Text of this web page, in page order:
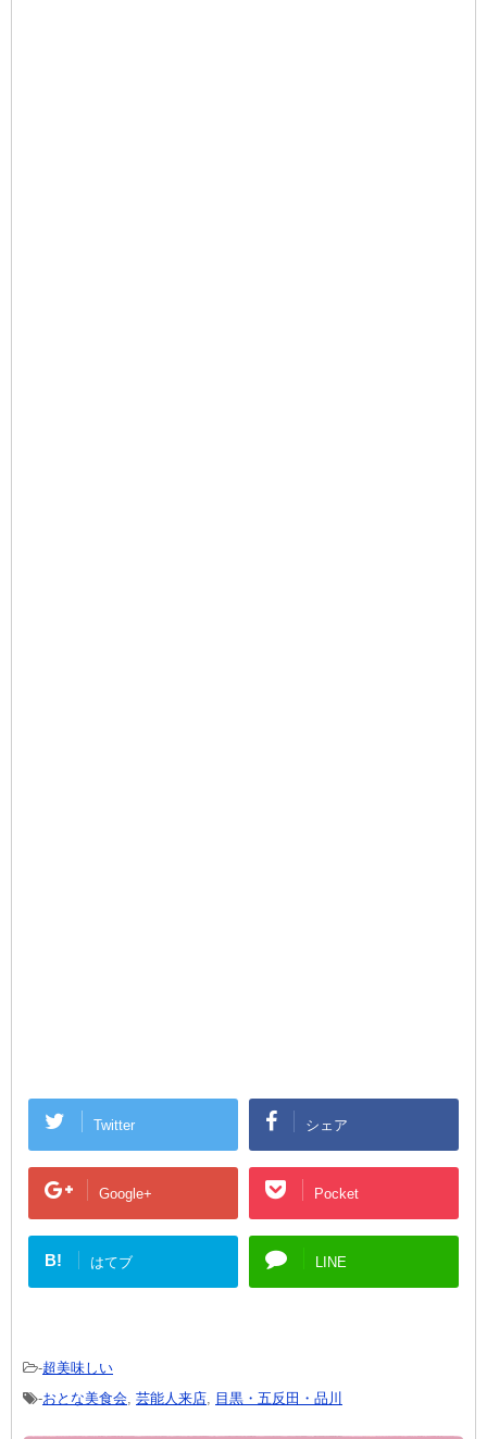
Twitter シェア
Google+ Pocket
B! はてブ LINE
-超美味しい
-おとな美食会, 芸能人来店, 目黒・五反田・品川